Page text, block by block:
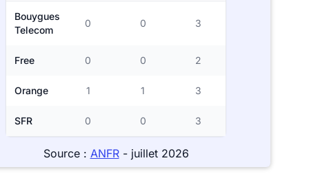
Bouygues
Telecom
0 0 3
Free 0 0 2
Orange 1 1 3
SFR 0 0 3
Source : ANFR- juillet 2026